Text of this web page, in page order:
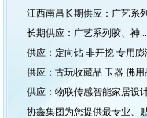
江西南昌长期供应：广艺系
长期供应：广艺系列胶、神...
供应：定向钻 非开挖 专用膨
供应：古玩收藏品 玉器 佛用
供应：物联传感智能家居设
协鑫集团为您提供最专业、